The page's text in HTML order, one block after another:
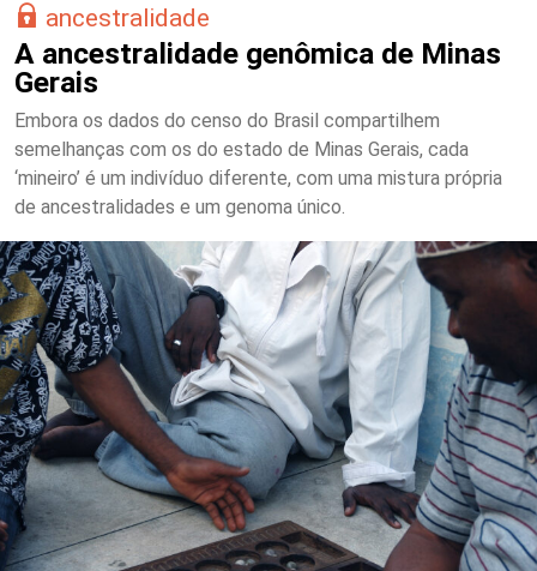
ancestralidade
A ancestralidade genômica de Minas
Gerais
Embora os dados do censo do Brasil compartilhem
semelhanças com os do estado de Minas Gerais, cada
‘mineiro’ é um indivíduo diferente, com uma mistura própria
de ancestralidades e um genoma único.